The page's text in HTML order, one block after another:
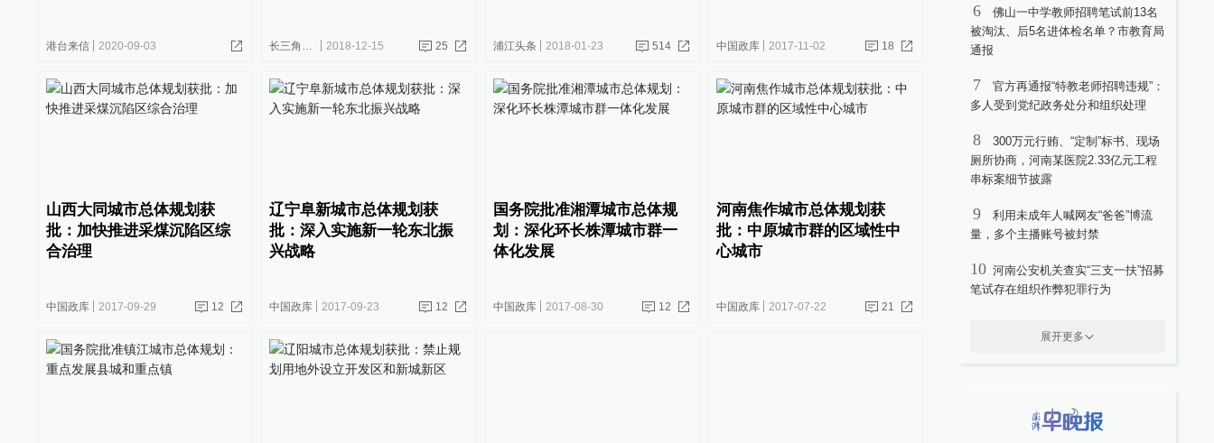
港台来信 2020-09-03 长三角政商 2018-12-15 25 浦江头条 2018-01-23 514 中国政库 2017-11-02 18
山西大同城市总体规划获
批：加快推进采煤沉陷区综
合治理
中国政库 2017-09-29 12
辽宁阜新城市总体规划获
批：深入实施新一轮东北振
兴战略
中国政库 2017-09-23 12
国务院批准湘潭城市总体规
划：深化环长株潭城市群一
体化发展
中国政库 2017-08-30 12
河南焦作城市总体规划获
批：中原城市群的区域性中
心城市
中国政库 2017-07-22 21
6
佛山一中学教师招聘笔试前13名
被淘汰、后5名进体检名单？市教育局
通报
7
官方再通报“特教老师招聘违规”：
多人受到党纪政务处分和组织处理
8
300万元行贿、“定制”标书、现场
厕所协商，河南某医院2.33亿元工程
串标案细节披露
9
利用未成年人喊网友“爸爸”博流
量，多个主播账号被封禁
10 河南公安机关查实“三支一扶”招募
笔试存在组织作弊犯罪行为
展开更多